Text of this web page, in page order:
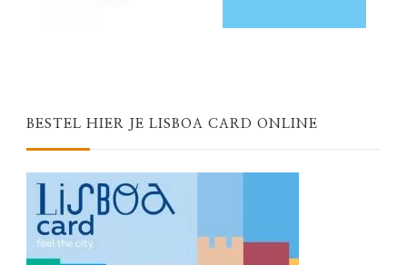
BESTEL HIER JE LISBOA CARD ONLINE